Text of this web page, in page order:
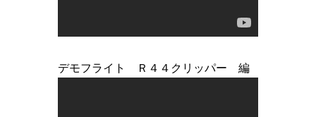
デモフライト Ｒ４４クリッパー 編